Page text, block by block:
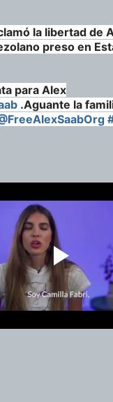
la libertad de
preso en
para Alex
.Aguante la